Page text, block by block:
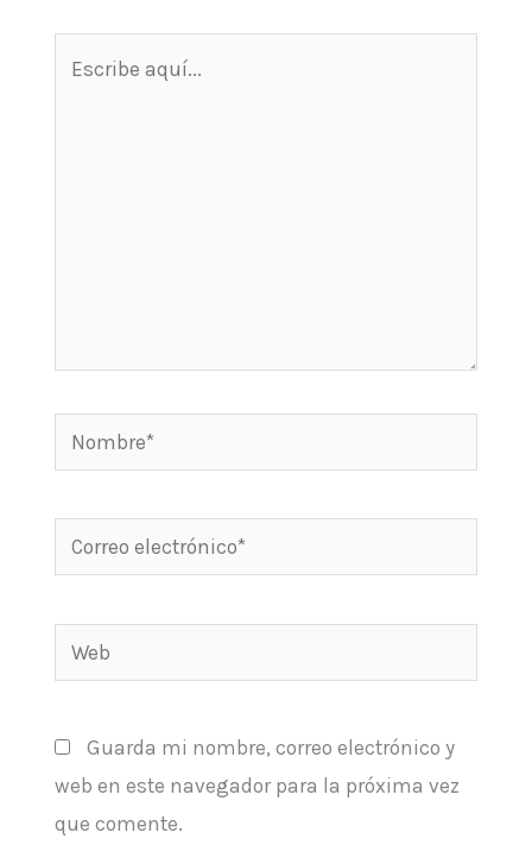
Nombre*
Correo
electrónico*
Web
Guarda mi nombre, correo electrónico y
web en este navegador para la próxima vez
que comente.